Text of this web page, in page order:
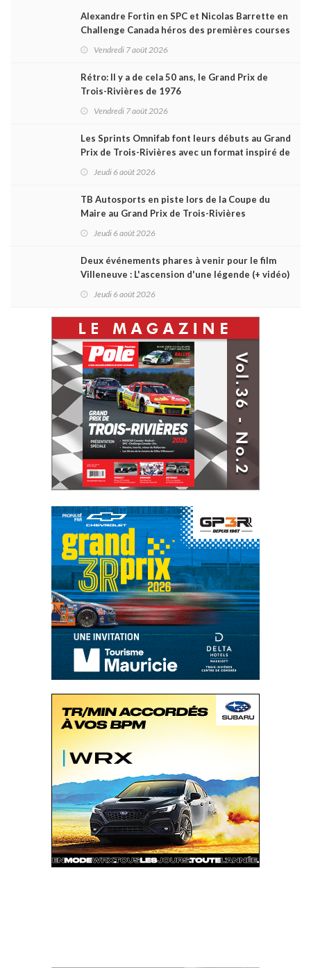
Alexandre Fortin en SPC et Nicolas Barrette en
Challenge Canada héros des premières courses
Vendredi 7 août 2026
Rétro: Il y a de cela 50 ans, le Grand Prix de
Trois-Rivières de 1976
Vendredi 7 août 2026
Les Sprints Omnifab font leurs débuts au Grand
Prix de Trois-Rivières avec un format inspiré de
Jeudi 6 août 2026
TB Autosports en piste lors de la Coupe du
Maire au Grand Prix de Trois-Rivières
Jeudi 6 août 2026
Deux événements phares à venir pour le film
Villeneuve : L'ascension d'une légende (+ vidéo)
Jeudi 6 août 2026